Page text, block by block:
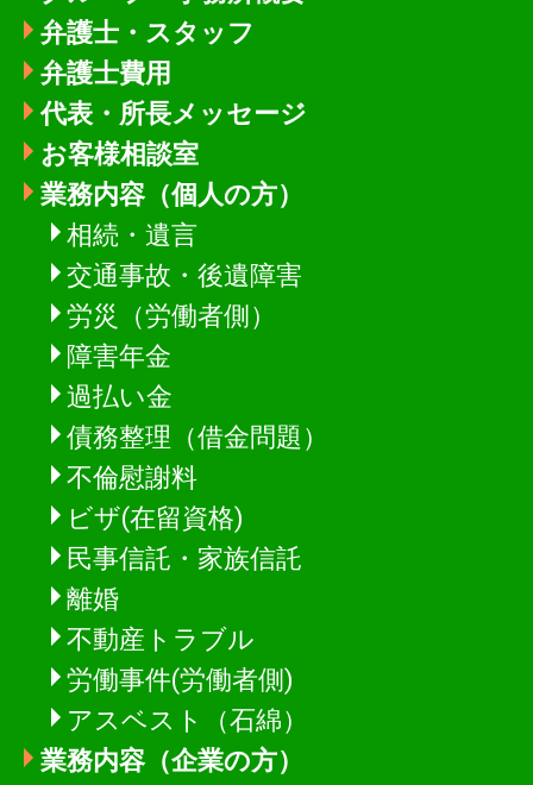
弁護士・スタッフ
弁護士費用
代表・所長メッセージ
お客様相談室
業務内容（個人の方）
相続・遺言
交通事故・後遺障害
労災（労働者側）
障害年金
過払い金
債務整理（借金問題）
不倫慰謝料
ビザ(在留資格)
民事信託・家族信託
離婚
不動産トラブル
労働事件(労働者側)
アスベスト（石綿）
業務内容（企業の方）